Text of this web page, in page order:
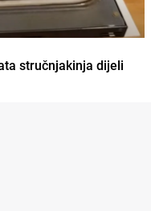
stručnjakinja dijeli